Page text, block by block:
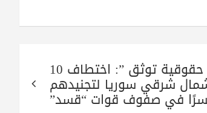
شبكة حقوقية توثق ”: اختطاف 10
شرقي سوريا لتجنيدهم
في صفوف قوات “قسد”